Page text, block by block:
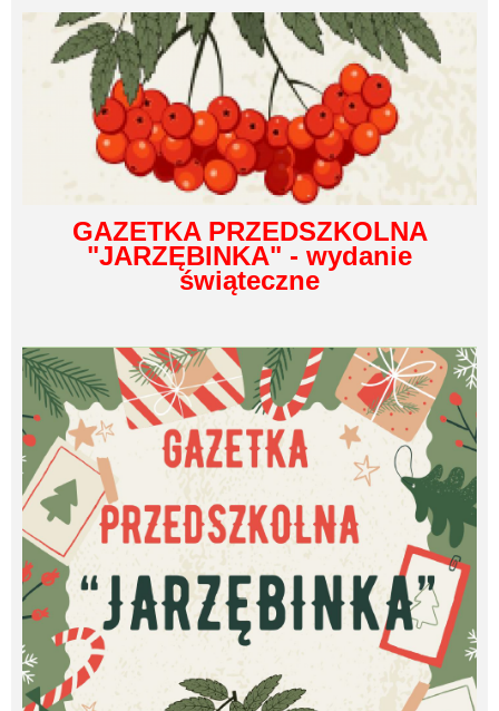
GAZETKA PRZEDSZKOLNA
"JARZĘBINKA" - wydanie
świąteczne